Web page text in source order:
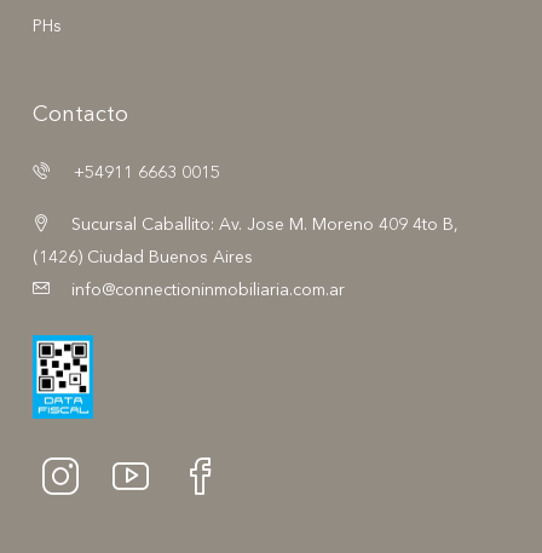
PHs
Contacto
+54911 6663 0015
Sucursal Caballito: Av. Jose M. Moreno 409 4to B,
(1426) Ciudad Buenos Aires
info@connectioninmobiliaria.com.ar